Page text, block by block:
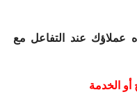
عملاؤك عند التفاعل مع
أو الخدمة